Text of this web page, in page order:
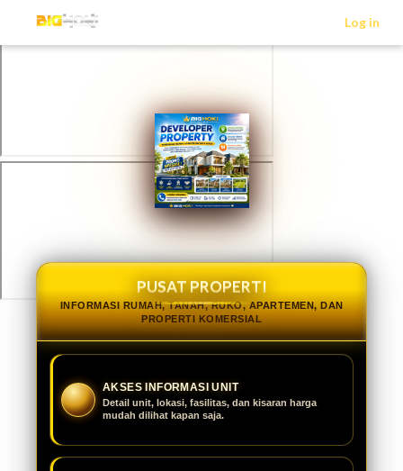
Log in
PUSAT PROPERTI
INFORMASI RUMAH, TANAH, RUKO, APARTEMEN, DAN
PROPERTI KOMERSIAL
AKSES INFORMASI UNIT
Detail unit, lokasi, fasilitas, dan kisaran harga
mudah dilihat kapan saja.